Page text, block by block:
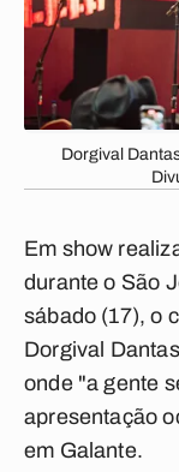
Dorgival
Em show
durante o São
sábado (17), o
Dorgival
onde "a gente
apresentação
em Galante.